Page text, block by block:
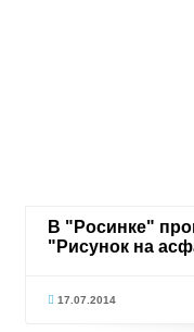
В "Росинке"
"Рисунок на
17.07.2014